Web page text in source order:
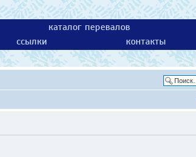
каталог перевалов
ссылки контакты